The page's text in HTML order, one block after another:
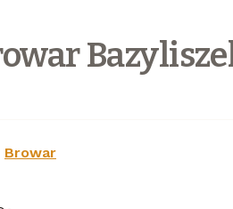
Browar